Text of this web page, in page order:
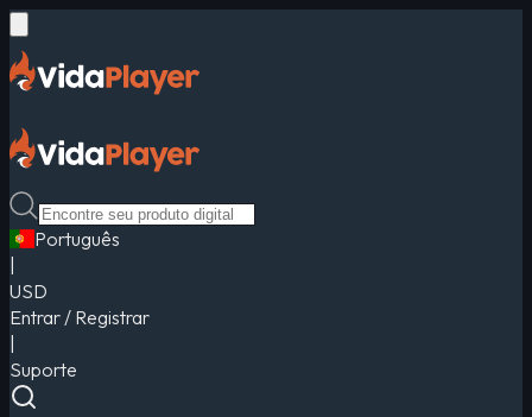
Português
USD
Entrar / Registrar
Suporte